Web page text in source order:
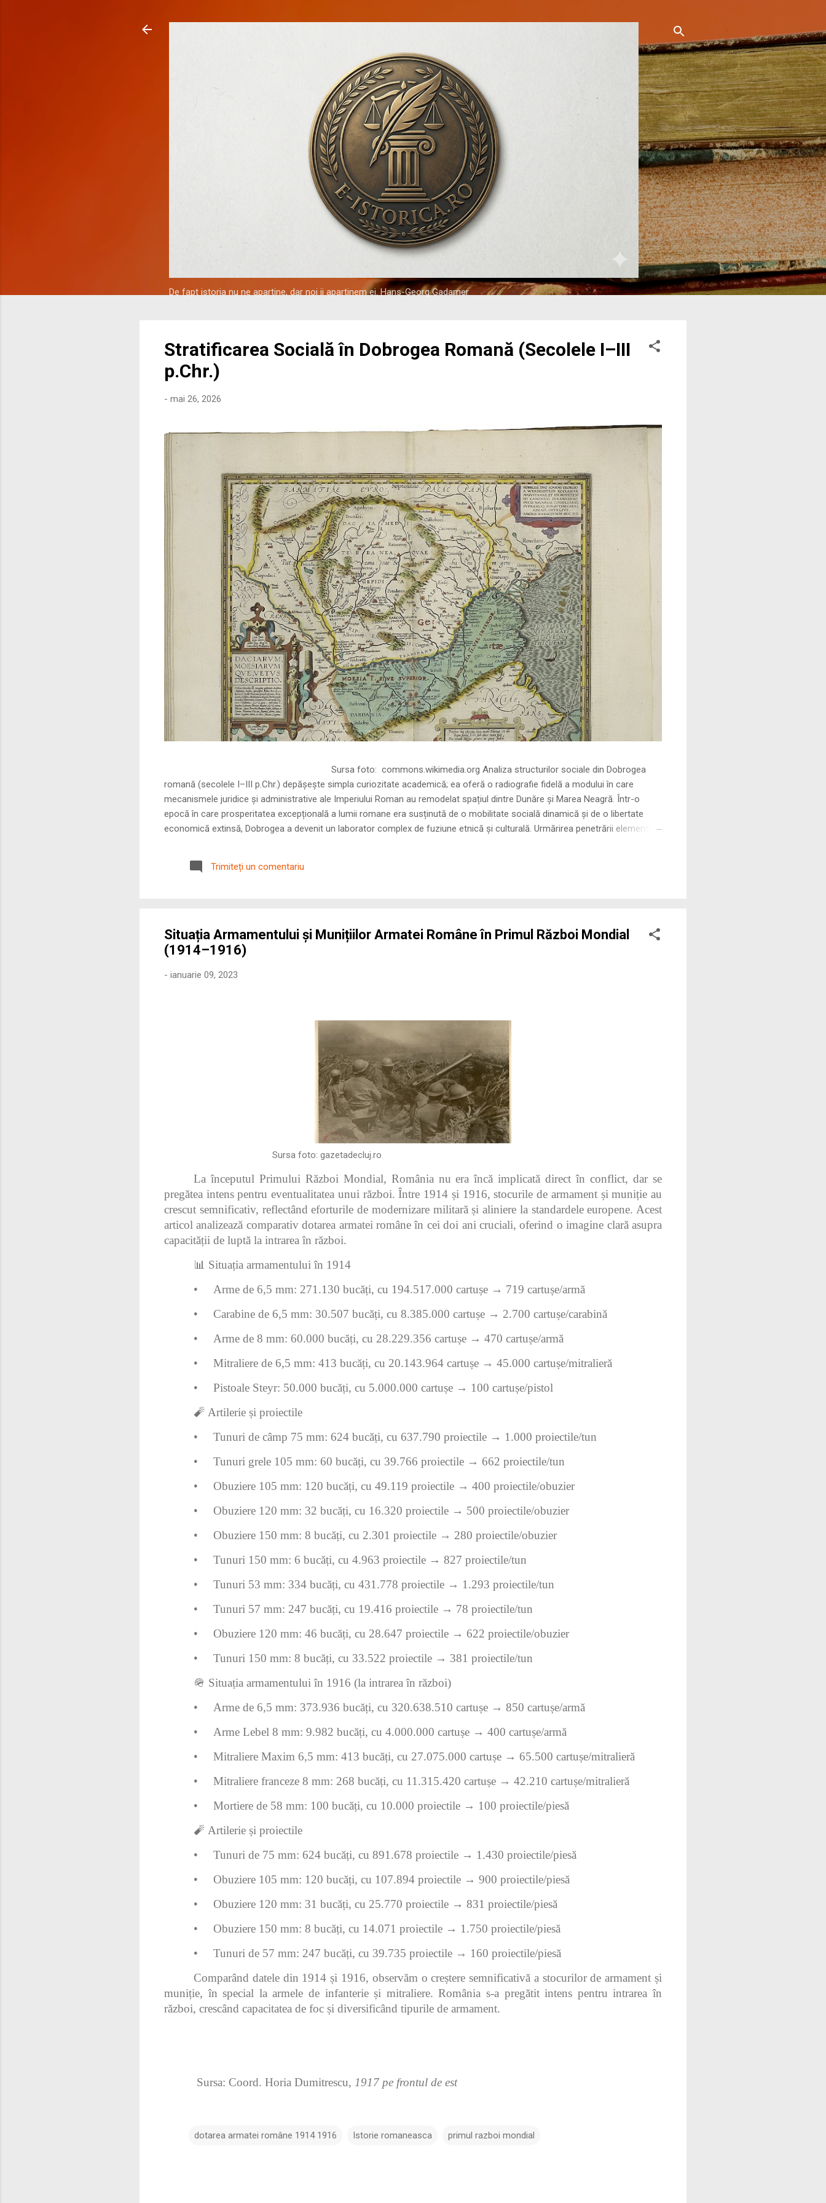
De fapt istoria nu ne apartine, dar noi ii apartinem ei. Hans-Georg Gadamer
Stratificarea Socială în Dobrogea Romană (Secolele I–III
p.Chr.)
- mai 26, 2026
Sursa foto: commons.wikimedia.org Analiza structurilor sociale din Dobrogea
romană (secolele I–III p.Chr.) depășește simpla curiozitate academică; ea oferă o radiografie fidelă a modului în care
mecanismele juridice și administrative ale Imperiului Roman au remodelat spațiul dintre Dunăre și Marea Neagră. Într-o
epocă în care prosperitatea excepțională a lumii romane era susținută de o mobilitate socială dinamică și de o libertate
economică extinsă, Dobrogea a devenit un laborator complex de fuziune etnică și culturală. Urmărirea penetrării elementului
precizie profunzimea și ritmul procesului de rom...
Trimiteți un comentariu
Situația Armamentului și Munițiilor Armatei Române în Primul Război Mondial
(1914–1916)
- ianuarie 09, 2023
Sursa foto: gazetadecluj.ro
La începutul Primului Război Mondial, România nu era încă implicată direct în conflict, dar se
pregătea intens pentru eventualitatea unui război. Între 1914 și 1916, stocurile de armament și muniție au
crescut semnificativ, reflectând eforturile de modernizare militară și aliniere la standardele europene. Acest
articol analizează comparativ dotarea armatei române în cei doi ani cruciali, oferind o imagine clară asupra
capacității de luptă la intrarea în război.
📊 Situația armamentului în 1914
•
Arme de 6,5 mm: 271.130 bucăți, cu 194.517.000 cartușe → 719 cartușe/armă
•
Carabine de 6,5 mm: 30.507 bucăți, cu 8.385.000 cartușe → 2.700 cartușe/carabină
•
Arme de 8 mm: 60.000 bucăți, cu 28.229.356 cartușe → 470 cartușe/armă
•
Mitraliere de 6,5 mm: 413 bucăți, cu 20.143.964 cartușe → 45.000 cartușe/mitralieră
•
Pistoale Steyr: 50.000 bucăți, cu 5.000.000 cartușe → 100 cartușe/pistol
🧨 Artilerie și proiectile
•
Tunuri de câmp 75 mm: 624 bucăți, cu 637.790 proiectile → 1.000 proiectile/tun
•
Tunuri grele 105 mm: 60 bucăți, cu 39.766 proiectile → 662 proiectile/tun
•
Obuziere 105 mm: 120 bucăți, cu 49.119 proiectile → 400 proiectile/obuzier
•
Obuziere 120 mm: 32 bucăți, cu 16.320 proiectile → 500 proiectile/obuzier
•
Obuziere 150 mm: 8 bucăți, cu 2.301 proiectile → 280 proiectile/obuzier
•
Tunuri 150 mm: 6 bucăți, cu 4.963 proiectile → 827 proiectile/tun
•
Tunuri 53 mm: 334 bucăți, cu 431.778 proiectile → 1.293 proiectile/tun
•
Tunuri 57 mm: 247 bucăți, cu 19.416 proiectile → 78 proiectile/tun
•
Obuziere 120 mm: 46 bucăți, cu 28.647 proiectile → 622 proiectile/obuzier
•
Tunuri 150 mm: 8 bucăți, cu 33.522 proiectile → 381 proiectile/tun
🪖 Situația armamentului în 1916 (la intrarea în război)
•
Arme de 6,5 mm: 373.936 bucăți, cu 320.638.510 cartușe → 850 cartușe/armă
•
Arme Lebel 8 mm: 9.982 bucăți, cu 4.000.000 cartușe → 400 cartușe/armă
•
Mitraliere Maxim 6,5 mm: 413 bucăți, cu 27.075.000 cartușe → 65.500 cartușe/mitralieră
•
Mitraliere franceze 8 mm: 268 bucăți, cu 11.315.420 cartușe → 42.210 cartușe/mitralieră
•
Mortiere de 58 mm: 100 bucăți, cu 10.000 proiectile → 100 proiectile/piesă
🧨 Artilerie și proiectile
•
Tunuri de 75 mm: 624 bucăți, cu 891.678 proiectile → 1.430 proiectile/piesă
•
Obuziere 105 mm: 120 bucăți, cu 107.894 proiectile → 900 proiectile/piesă
•
Obuziere 120 mm: 31 bucăți, cu 25.770 proiectile → 831 proiectile/piesă
•
Obuziere 150 mm: 8 bucăți, cu 14.071 proiectile → 1.750 proiectile/piesă
•
Tunuri de 57 mm: 247 bucăți, cu 39.735 proiectile → 160 proiectile/piesă
Comparând datele din 1914 și 1916, observăm o creștere semnificativă a stocurilor de armament și
muniție, în special la armele de infanterie și mitraliere. România s-a pregătit intens pentru intrarea în
război, crescând capacitatea de foc și diversificând tipurile de armament.
Sursa: Coord. Horia Dumitrescu, 1917 pe frontul de est
dotarea armatei române 1914 1916 Istorie romaneasca primul razboi mondial